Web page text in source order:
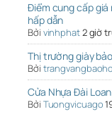
Điểm cung cấp giá
hấp dẫn
Bởi vinhphat2 giờ
Thị trường giày
Bởi trangvangbaoho
Cửa Nhựa Đài
Bởi Tuongvicuago